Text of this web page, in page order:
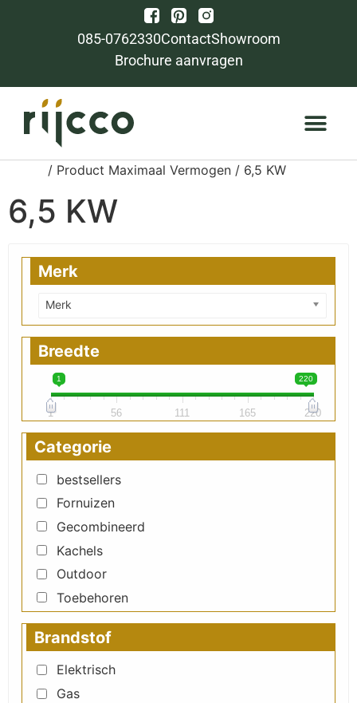
085-0762330ContactShowroom
Brochure aanvragen
/ Product Maximaal Vermogen / 6,5 KW
6,5 KW
Merk
Merk
Breedte
1 220
1 56 111 165 220
Categorie
bestsellers
Fornuizen
Gecombineerd
Kachels
Outdoor
Toebehoren
Brandstof
Elektrisch
Gas